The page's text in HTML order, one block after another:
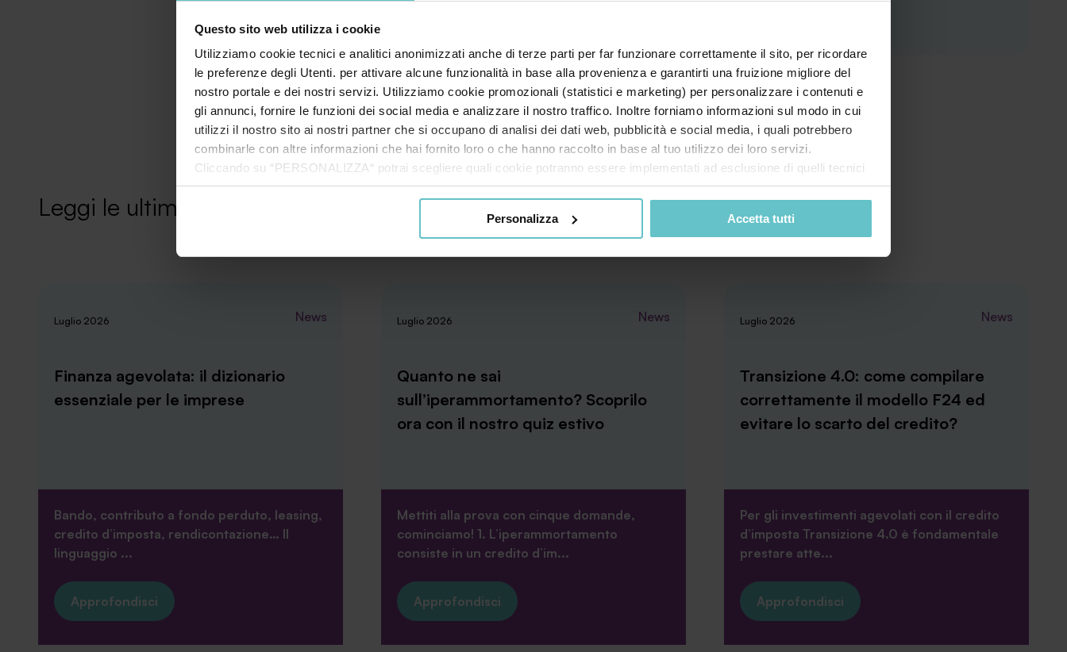
Questo sito web utilizza i cookie
Utilizziamo cookie tecnici e analitici anonimizzati anche di terze parti per far funzionare correttamente il sito, per ricordare
le preferenze degli Utenti. per attivare alcune funzionalità in base alla provenienza e garantirti una fruizione migliore del
nostro portale e dei nostri servizi. Utilizziamo cookie promozionali (statistici e marketing) per personalizzare i contenuti e
gli annunci, fornire le funzioni dei social media e analizzare il nostro traffico. Inoltre forniamo informazioni sul modo in cui
utilizzi il nostro sito ai nostri partner che si occupano di analisi dei dati web, pubblicità e social media, i quali potrebbero
combinarle con altre informazioni che hai fornito loro o che hanno raccolto in base al tuo utilizzo dei loro servizi.
Cliccando su “PERSONALIZZA“ potrai scegliere quali cookie potranno essere implementati ad esclusione di quelli tecnici
che sono necessari per il funzionamento del sito. Cliccando su “ACCETTA TUTTI” invece accetterai di implementare tutti i
informazioni complete ti invitiamo a consultare le "Informazioni sui Cookie" qui sopra.
Personalizza Accetta tutti
Leggi le ultime news
Luglio 2026 News
Finanza agevolata: il dizionario
essenziale per le imprese
Bando, contributo a fondo perduto, leasing,
credito d’imposta, rendicontazione… Il
linguaggio ...
Approfondisci
Luglio 2026 News
Quanto ne sai
sull’iperammortamento? Scoprilo
ora con il nostro quiz estivo
Mettiti alla prova con cinque domande,
cominciamo! 1. L’iperammortamento
consiste in un credito d’im...
Approfondisci
Luglio 2026 News
Transizione 4.0: come compilare
correttamente il modello F24 ed
evitare lo scarto del credito?
Per gli investimenti agevolati con il credito
d’imposta Transizione 4.0 è fondamentale
prestare atte...
Approfondisci